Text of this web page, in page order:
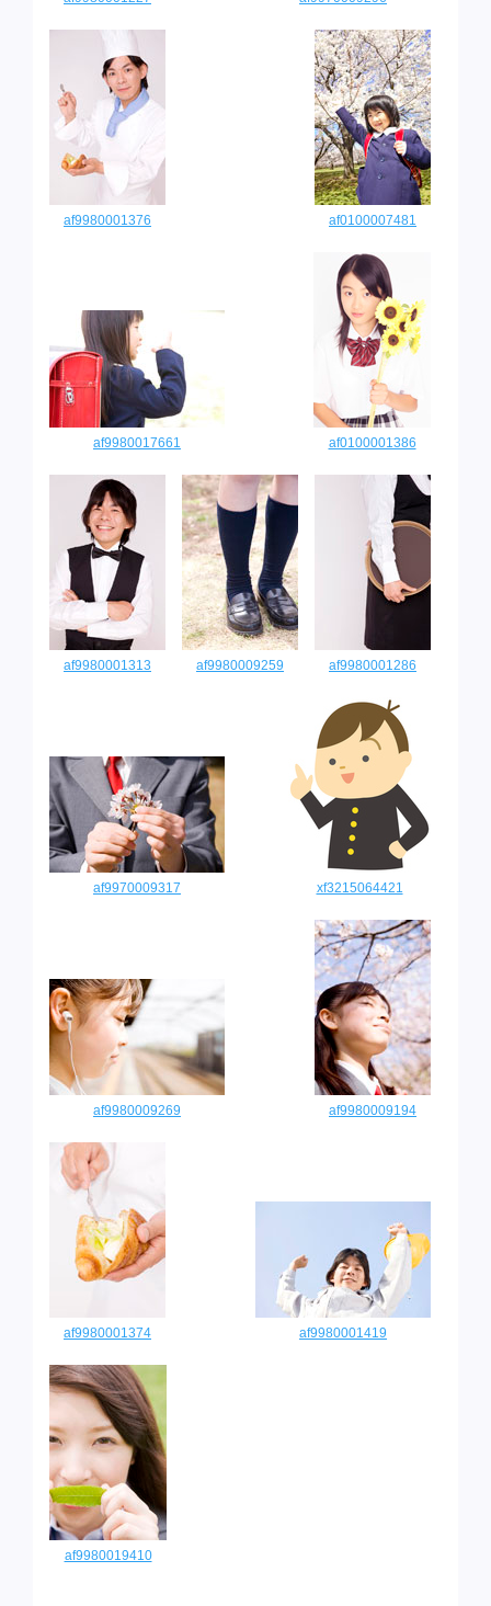
af9980001376 af0100007481
af9980017661 af0100001386
af9980001313 af9980009259 af9980001286
af9970009317 xf3215064421
af9980009269 af9980009194
af9980001374 af9980001419
af9980019410